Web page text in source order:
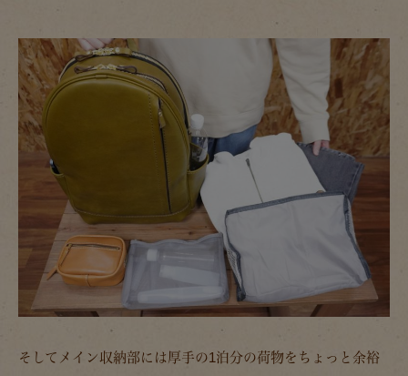
そしてメイン収納部には厚手の1泊分の荷物をちょっと余裕